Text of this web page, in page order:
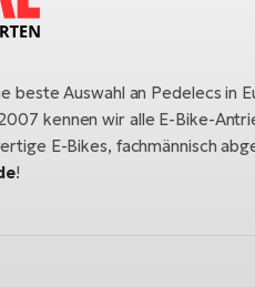
beste Auswahl an Pedelecs in
kennen wir alle E-Bike-
E-Bikes, fachmännisch
!